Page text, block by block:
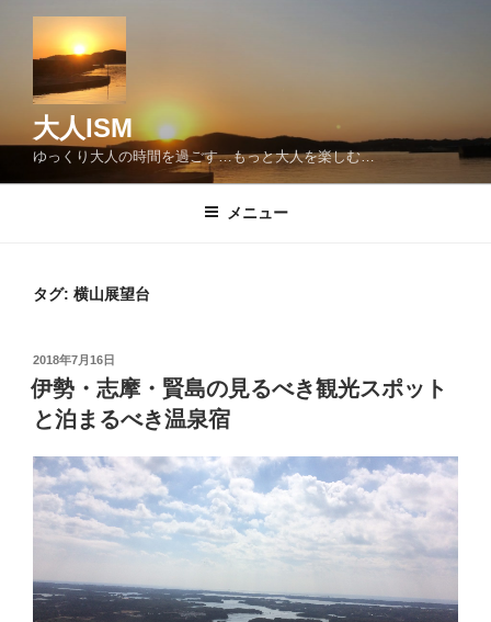
へ
大人ISM
ゆっくり大人の時間を過ごす…もっと大人を楽しむ…
メニュー
タグ: 横山展望台
投
稿
日:
2018年7月16日
伊勢・志摩・賢島の見るべき観光スポット
と泊まるべき温泉宿